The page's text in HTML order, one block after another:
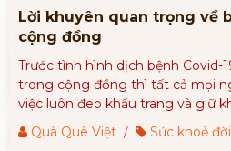
Lời khuyên quan trọng về
cộng đồng
Trước tình hình dịch bệnh Covid-
trong cộng đồng thì tất cả mọi
việc luôn đeo khẩu trang và giữ
mét với người đối diện, nếu là nơi
ở...cần tạo không gian thoáng
Quà Quê Việt / Sức khoẻ